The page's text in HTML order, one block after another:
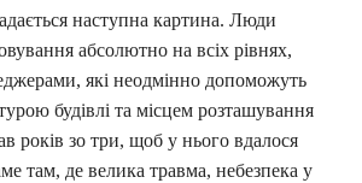
наступна картина. Люди
абсолютно на всіх рівнях,
які неодмінно допоможуть
будівлі та місцем розташування
років зо три, щоб у нього вдалося
там, де велика травма, небезпека у